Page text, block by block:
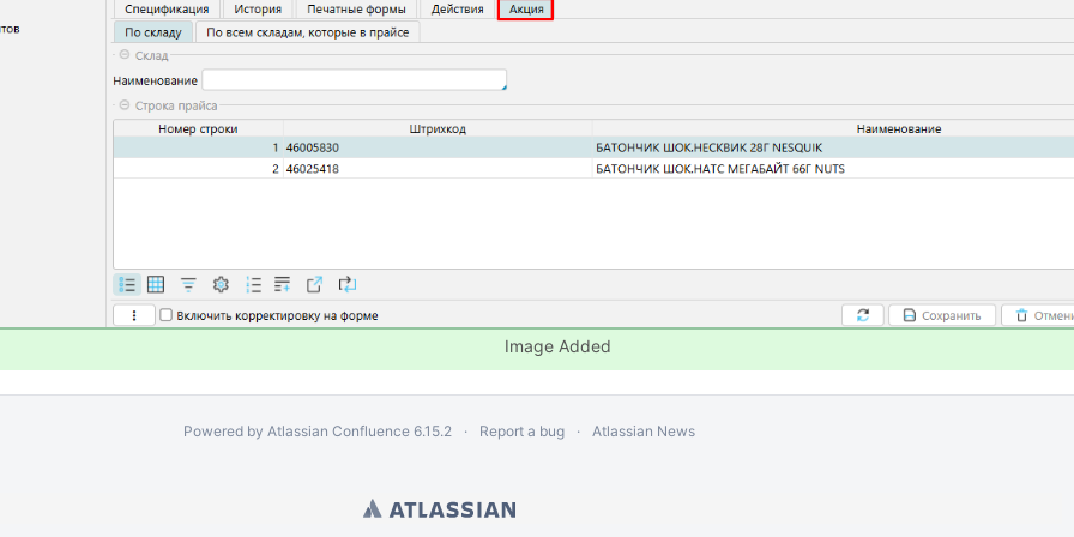
Image Added
Powered by Atlassian Confluence 6.15.2 Report a bug Atlassian News